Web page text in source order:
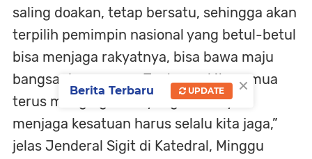
saling doakan, tetap bersatu, sehingga akan
terpilih pemimpin nasional yang betul-betul
bisa menjaga rakyatnya, bisa bawa maju
bangsa dan negara. Tentunya kita semua
terus mengingatkan yang namanya
menjaga kesatuan harus selalu kita jaga,”
jelas Jenderal Sigit di Katedral, Minggu
×
Berita Terbaru UPDATE